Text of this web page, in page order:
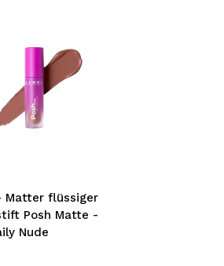
Matter flüssiger
Posh Matte -
Nude